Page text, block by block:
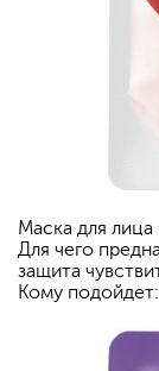
Маска для лица
Для чего
защита
Кому